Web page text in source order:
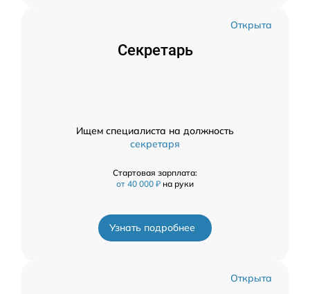
Открыта
Секретарь
Ищем специалиста на должность
секретаря
Стартовая зарплата:
от 40 000 ₽ на руки
Узнать подробнее
Открыта